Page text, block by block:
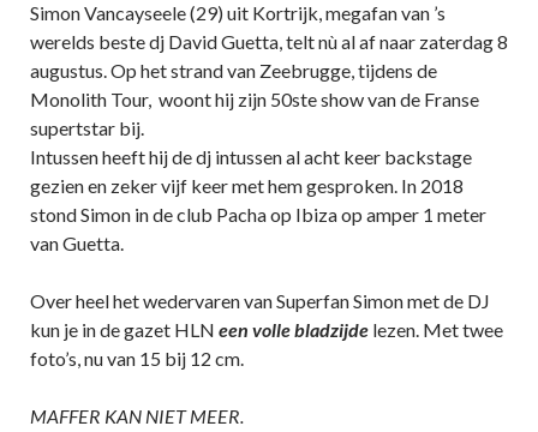
Simon Vancayseele (29) uit Kortrijk, megafan van ’s
werelds beste dj David Guetta, telt nù al af naar zaterdag 8
augustus. Op het strand van Zeebrugge, tijdens de
Monolith Tour, woont hij zijn 50ste show van de Franse
supertstar bij.
Intussen heeft hij de dj intussen al acht keer backstage
gezien en zeker vijf keer met hem gesproken. In 2018
stond Simon in de club Pacha op Ibiza op amper 1 meter
van Guetta.
Over heel het wedervaren van Superfan Simon met de DJ
kun je in de gazet HLN een volle bladzijde lezen. Met twee
foto’s, nu van 15 bij 12 cm.
MAFFER KAN NIET MEER.